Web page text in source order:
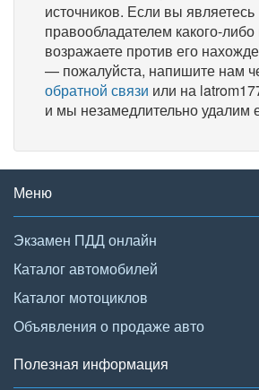
источников. Если вы являетесь
правообладателем какого-
возражаете против его
— пожалуйста, напишите нам
обратной связи или на
и мы незамедлительно удалим
Меню
Экзамен ПДД онлайн
Каталог автомобилей
Каталог мотоциклов
Объявления о продаже авто
Полезная информация